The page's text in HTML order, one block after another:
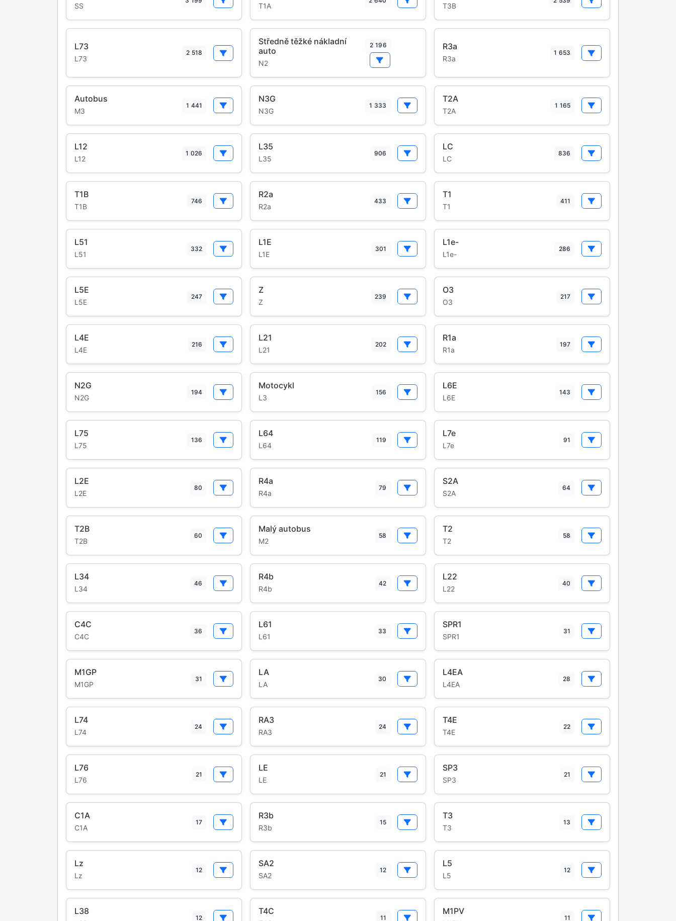
SS T1A T3B
L73
L73
2 518
Středně těžké nákladní
auto
N2
2 196 R3a
R3a
1 653
Autobus
M3
1 441
N3G
N3G
1 333
T2A
T2A
1 165
L12
L12
1 026
L35
L35
906
LC
LC
836
T1B
T1B
746
R2a
R2a
433
T1
T1
411
L51
L51
332
L1E
L1E
301
L1e-
L1e-
286
L5E
L5E
247
Z
Z
239
O3
O3
217
L4E
L4E
216
L21
L21
202
R1a
R1a
197
N2G
N2G
194
Motocykl
L3
156
L6E
L6E
143
L75
L75
136
L64
L64
119
L7e
L7e
91
L2E
L2E
80
R4a
R4a
79
S2A
S2A
64
T2B
T2B
60
Malý autobus
M2
58
T2
T2
58
L34
L34
46
R4b
R4b
42
L22
L22
40
C4C
C4C
36
L61
L61
33
SPR1
SPR1
31
M1GP
M1GP
31
LA
LA
30
L4EA
L4EA
28
L74
L74
24
RA3
RA3
24
T4E
T4E
22
L76
L76
21
LE
LE
21
SP3
SP3
21
C1A
C1A
17
R3b
R3b
15
T3
T3
13
Lz
Lz
12
SA2
SA2
12
L5
L5
12
L38
12
T4C
11
M1PV
11